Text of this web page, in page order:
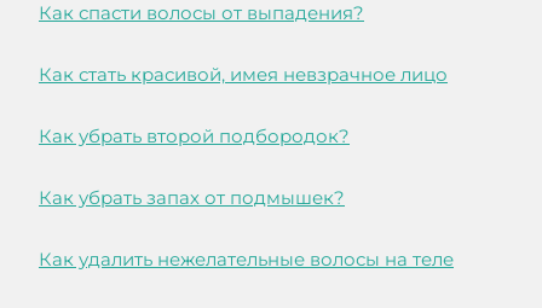
Как спасти волосы от выпадения?
Как стать красивой, имея невзрачное лицо
Как убрать второй подбородок?
Как убрать запах от подмышек?
Как удалить нежелательные волосы на теле